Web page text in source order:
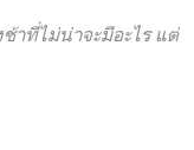
าที่ไม่น่าจะมีอะไร แต่